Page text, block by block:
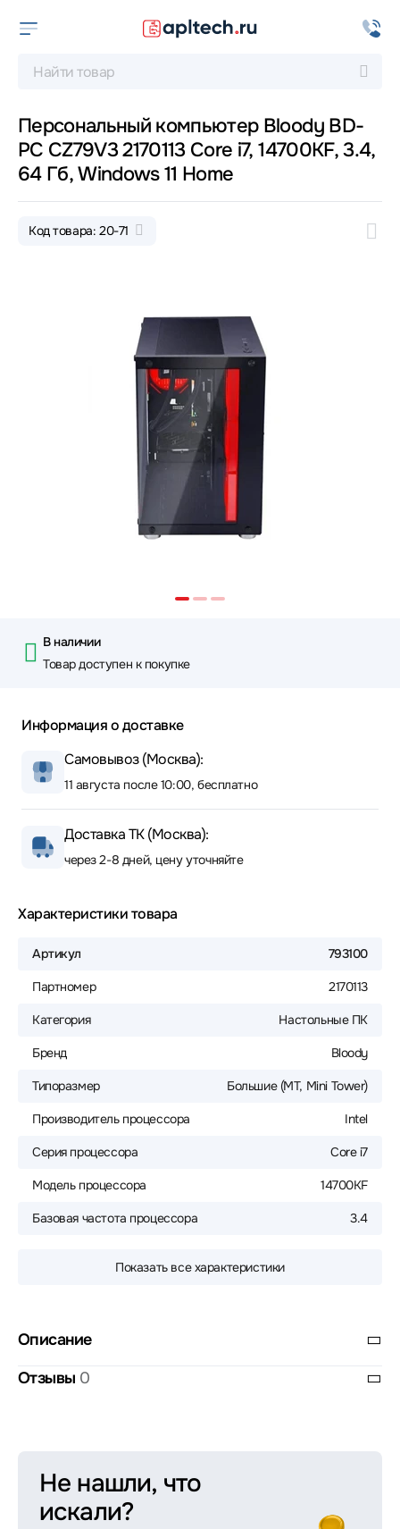
Персональный компьютер Bloody BD-
PC CZ79V3 2170113 Core i7, 14700KF, 3.4,
64 Гб, Windows 11 Home
Код товара: 20-71
В наличии
Товар доступен к покупке
Информация о доставке
Самовывоз (Москва):
11 августа после 10:00, бесплатно
Доставка ТК (Москва):
через 2-8 дней, цену уточняйте
Характеристики товара
Артикул 793100
Партномер 2170113
Категория Настольные ПК
Бренд Bloody
Типоразмер Большие (MT, Mini Tower)
Производитель процессора Intel
Серия процессора Core i7
Модель процессора 14700KF
Базовая частота процессора 3.4
Показать все характеристики
Описание
Отзывы 0
Не нашли, что
искали?